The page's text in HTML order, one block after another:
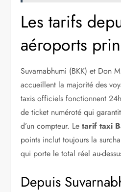
Les tarifs
aéroports
Suvarnabhumi (BKK) et Don
accueillent la majorité des
taxis officiels fonctionnent
de ticket numéroté qui
d’un compteur. Letarif taxi
points inclut toujours la
qui porte le total réel au-
Depuis